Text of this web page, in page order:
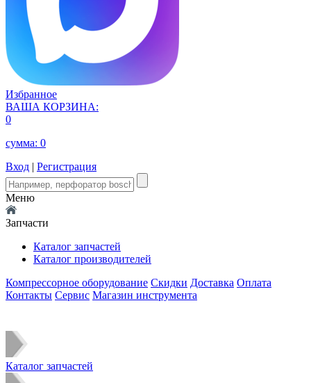
Избранное
ВАША КОРЗИНА:
0
сумма: 0
Вход | Регистрация
Меню
Запчасти
Каталог запчастей
Каталог производителей
Компрессорное оборудование Скидки Доставка Оплата
Контакты Сервис Магазин инструмента
Каталог запчастей